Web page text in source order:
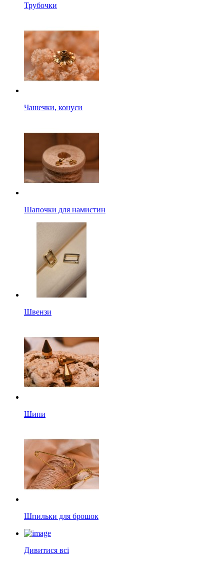
Трубочки
Чашечки, конуси
Шапочки для намистин
Швензи
Шипи
Шпильки для брошок
Дивитися всі